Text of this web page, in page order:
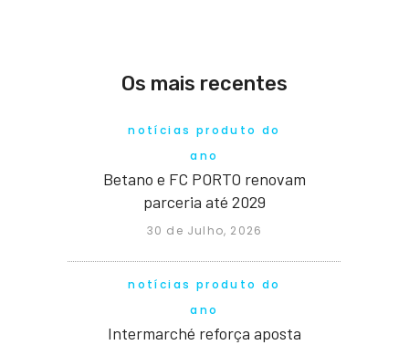
Os mais recentes
notícias produto do
ano
Betano e FC PORTO renovam
parceria até 2029
30 de Julho, 2026
notícias produto do
ano
Intermarché reforça aposta